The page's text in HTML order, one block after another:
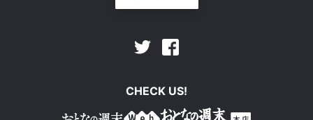
Twitter
CHECK US!